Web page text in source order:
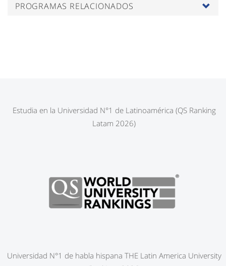
PROGRAMAS RELACIONADOS
Estudia en la Universidad N°1 de Latinoamérica (QS Ranking
Latam 2026)
Universidad N°1 de habla hispana THE Latin America University